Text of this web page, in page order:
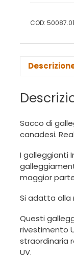
COD:
Sacco di
canadesi.
I galleggianti
maggior
Si adatta alla
Questi
rivestimento
straordinaria
UV.